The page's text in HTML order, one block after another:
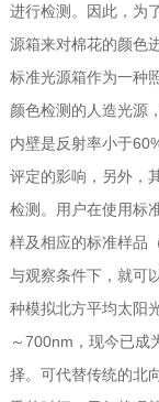
进行检测。因此，为
源箱来对棉花的颜色
标准光源箱作为一种
颜色检测的人造光源
内壁是反射率小于
评定的影响，另外，
检测。用户在使用标
样及相应的标准样品
与观察条件下，就可
种模拟北方平均太阳
～700nm，现今已成
择。可代替传统的北